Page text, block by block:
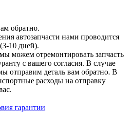
обратно.
автозапчасти нами проводится
10 дней).
можем отремонтировать запчасть
с вашего согласия. В случае
отправим деталь вам обратно. В
расходы на отправку
гарантии